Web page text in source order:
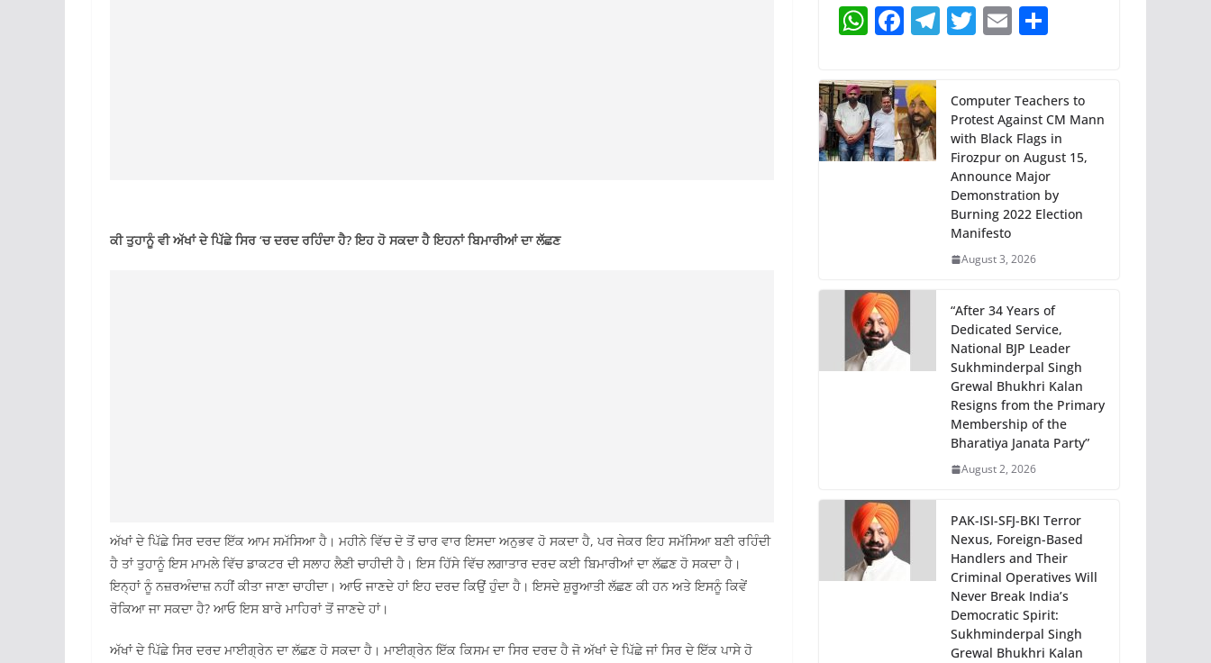
ਕੀ ਤੁਹਾਨੂੰ ਵੀ ਅੱਖਾਂ ਦੇ ਪਿੱਛੇ ਸਿਰ ‘ਚ ਦਰਦ ਰਹਿੰਦਾ ਹੈ? ਇਹ ਹੋ ਸਕਦਾ ਹੈ ਇਹਨਾਂ ਬਿਮਾਰੀਆਂ ਦਾ ਲੱਛਣ
ਅੱਖਾਂ ਦੇ ਪਿੱਛੇ ਸਿਰ ਦਰਦ ਇੱਕ ਆਮ ਸਮੱਸਿਆ ਹੈ। ਮਹੀਨੇ ਵਿੱਚ ਦੋ ਤੋਂ ਚਾਰ ਵਾਰ ਇਸਦਾ ਅਨੁਭਵ ਹੋ ਸਕਦਾ ਹੈ, ਪਰ ਜੇਕਰ ਇਹ ਸਮੱਸਿਆ ਬਣੀ ਰਹਿੰਦੀ
ਹੈ ਤਾਂ ਤੁਹਾਨੂੰ ਇਸ ਮਾਮਲੇ ਵਿੱਚ ਡਾਕਟਰ ਦੀ ਸਲਾਹ ਲੈਣੀ ਚਾਹੀਦੀ ਹੈ। ਇਸ ਹਿੱਸੇ ਵਿੱਚ ਲਗਾਤਾਰ ਦਰਦ ਕਈ ਬਿਮਾਰੀਆਂ ਦਾ ਲੱਛਣ ਹੋ ਸਕਦਾ ਹੈ।
ਇਨ੍ਹਾਂ ਨੂੰ ਨਜ਼ਰਅੰਦਾਜ਼ ਨਹੀਂ ਕੀਤਾ ਜਾਣਾ ਚਾਹੀਦਾ। ਆਓ ਜਾਣਦੇ ਹਾਂ ਇਹ ਦਰਦ ਕਿਉਂ ਹੁੰਦਾ ਹੈ। ਇਸਦੇ ਸ਼ੁਰੂਆਤੀ ਲੱਛਣ ਕੀ ਹਨ ਅਤੇ ਇਸਨੂੰ ਕਿਵੇਂ
ਰੋਕਿਆ ਜਾ ਸਕਦਾ ਹੈ? ਆਓ ਇਸ ਬਾਰੇ ਮਾਹਿਰਾਂ ਤੋਂ ਜਾਣਦੇ ਹਾਂ।
ਅੱਖਾਂ ਦੇ ਪਿੱਛੇ ਸਿਰ ਦਰਦ ਮਾਈਗ੍ਰੇਨ ਦਾ ਲੱਛਣ ਹੋ ਸਕਦਾ ਹੈ। ਮਾਈਗ੍ਰੇਨ ਇੱਕ ਕਿਸਮ ਦਾ ਸਿਰ ਦਰਦ ਹੈ ਜੋ ਅੱਖਾਂ ਦੇ ਪਿੱਛੇ ਜਾਂ ਸਿਰ ਦੇ ਇੱਕ ਪਾਸੇ ਹੋ
W
at
s
A
p
F
c
e
b
o
T
gr
a
m
T
er
E
l e
Computer Teachers to
Protest Against CM Mann
with Black Flags in
Firozpur on August 15,
Announce Major
Demonstration by
Burning 2022 Election
Manifesto
August 3, 2026
“After 34 Years of
Dedicated Service,
National BJP Leader
Sukhminderpal Singh
Grewal Bhukhri Kalan
Resigns from the Primary
Membership of the
Bharatiya Janata Party”
August 2, 2026
PAK-ISI-SFJ-BKI Terror
Nexus, Foreign-Based
Handlers and Their
Criminal Operatives Will
Never Break India’s
Democratic Spirit:
Sukhminderpal Singh
Grewal Bhukhri Kalan